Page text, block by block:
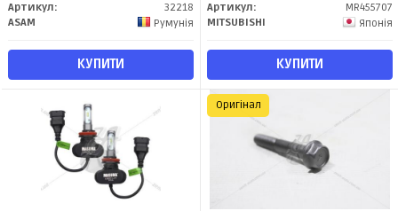
Артикул:
32218
ASAM
Румунія
КУПИТИ
Артикул:
MR455707
MITSUBISHI
Японія
КУПИТИ
Оригінал